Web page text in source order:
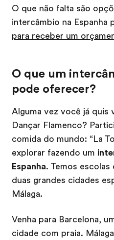
O que não falta são
intercâmbio na Espanha
para receber um
O que um
pode oferecer?
Alguma vez você já quis
Dançar Flamenco?
comida do mundo: “La
explorar fazendo um
Espanha. Temos
duas grandes cidades
Málaga.
Venha para Barcelona,
cidade com praia.